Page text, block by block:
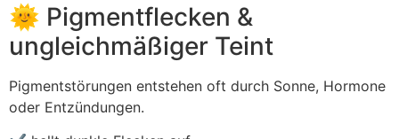
🌞 Pigmentflecken &
ungleichmäßiger Teint
Pigmentstörungen entstehen oft durch Sonne, Hormone
oder Entzündungen.